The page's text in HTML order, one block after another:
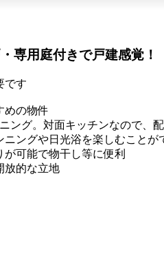
専用庭付きで戸建感覚！
です
めの物件
グ。対面キッチンなので、配
ングや日光浴を楽しむことが
可能で物干し等に便利
放的な立地